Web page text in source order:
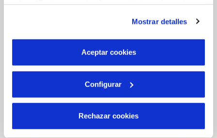
son indispensables para que el sitio web funcione y que
por tanto no se pueden desactivar. Puedes consultar
más información en nuestraPolítica de Cookies
Mostrar detalles
Aceptar cookies
Configurar
Rechazar cookies
RED URBANA DE RIEGO
MANTENIMIENTO DE FUENTES PROPIAS
Conócenos